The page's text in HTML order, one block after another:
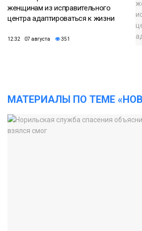
женщинам из исправительного
центра адаптироваться к жизни
12:32 07 августа 351
МАТЕРИАЛЫ ПО ТЕМЕ